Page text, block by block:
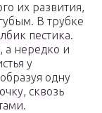
их развития,
В трубке
пестика.
а нередко и
у
одну
сквозь